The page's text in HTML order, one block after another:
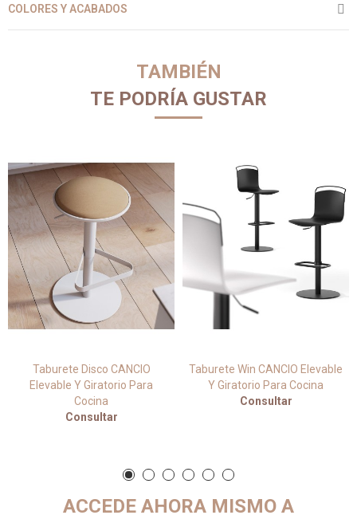
COLORES Y ACABADOS
TAMBIÉN
TE PODRÍA GUSTAR
Taburete Disco CANCIO
Elevable Y Giratorio Para
Cocina
Consultar
Taburete Win CANCIO Elevable
Y Giratorio Para Cocina
Consultar
ACCEDE AHORA MISMO A